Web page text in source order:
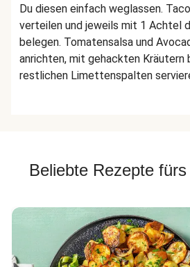
Du diesen einfach weglassen.
verteilen und jeweils mit 1 Achtel
belegen. Tomatensalsa und
anrichten, mit gehackten Kräutern
restlichen Limettenspalten
Beliebte Rezepte